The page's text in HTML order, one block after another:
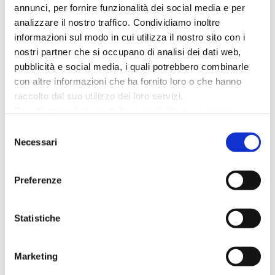
annunci, per fornire funzionalità dei social media e per
analizzare il nostro traffico. Condividiamo inoltre
informazioni sul modo in cui utilizza il nostro sito con i
nostri partner che si occupano di analisi dei dati web,
pubblicità e social media, i quali potrebbero combinarle
con altre informazioni che ha fornito loro o che hanno
raccolto dal suo utilizzo dei loro servizi.
Per ulteriori informazioni è possibile consultare
Cookie Policy.
delNecessari
Preferenze
Statistiche
Marketing
l’Arena della Regina è una delle location più
suggestive per eventi estivi. A due passi dal
mare e circondata dalle bellezze della Riviera
Romagnola, offre una cornice perfetta per una
serata all’insegna di arte e spettacolo.
Prima dello show, puoi goderti una
passeggiata sul lungomare, cenare in uno dei
semplicemente immergerti nell’atmosfera
Questo spettacolo è solo uno degli
Cattolica un momento speciale